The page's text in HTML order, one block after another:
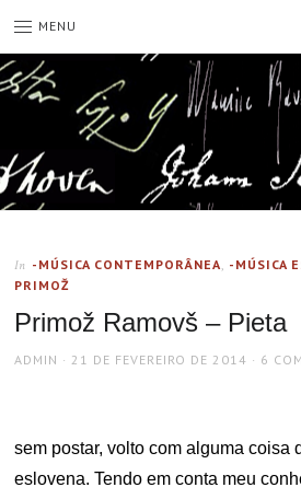
MENU
In -MÚSICA CONTEMPORÂNEA, -MÚSICA
PRIMOŽ
Primož Ramovš – Pieta
AUTHOR
ADMIN
POSTED
21 DE FEVEREIRO DE 2014 6
sem postar, volto com alguma coisa
eslovena. Tendo em conta meu